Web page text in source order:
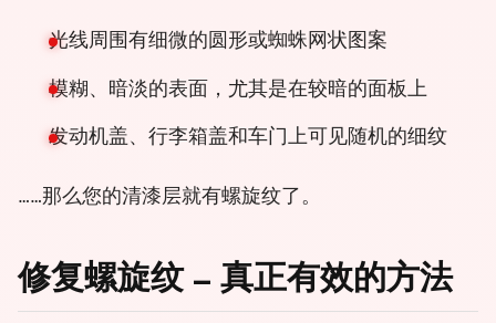
光线周围有细微的圆形或蜘蛛网状图案
模糊、暗淡的表面，尤其是在较暗的面板上
发动机盖、行李箱盖和车门上可见随机的细纹
……那么您的清漆层就有螺旋纹了。
修复螺旋纹 – 真正有效的方法